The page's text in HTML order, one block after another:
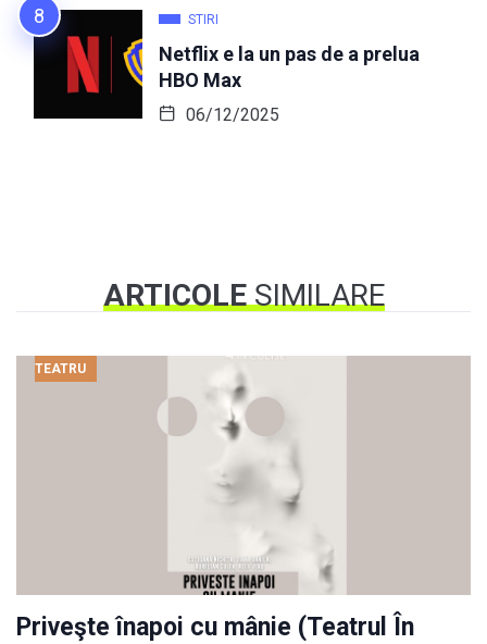
STIRI
Netflix e la un pas de a prelua
HBO Max
06/12/2025
ARTICOLESIMILARE
TEATRU
Priveşte înapoi cu mânie (Teatrul În